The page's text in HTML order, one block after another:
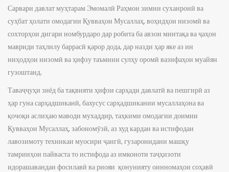
Сарвари давлат муҳтарам Эмомалӣ Раҳмон зимни суханронӣ ва
суҳбат ҳолати омодагии Қувваҳои Мусаллаҳ, воҳидҳои низомӣ ва
сохторҳои дигари номбурдаро дар робита ба авзои минтақа ва ҷаҳон
мавриди таҳлилу баррасӣ қарор дода, дар назди ҳар яке аз ин
ниҳодҳои низомӣ ва ҳифзу таъмини сулҳу оромӣ вазифаҳои муайян
гузоштанд.
Таваҷҷуҳи зиёд ба тақвияти ҳифзи сарҳади давлатӣ ва пешгирӣ аз
ҳар гуна сарҳадшиканӣ, бахусус сарҳадшикании мусаллаҳона ва
қочоқи аслиҳаю маводи мухаддир, таҳкими омодагии доимии
Қувваҳои Мусаллаҳ, забономӯзӣ, аз худ кардан ва истифодаи
лавозимоту техникаи муосири ҷангӣ, гузаронидани машқу
тамринҳои пайваста то истифода аз имконоти таҷҳизоти
идорашавандаи фосилавӣ ва риояи қонунияту оинномаҳои соҳавӣ